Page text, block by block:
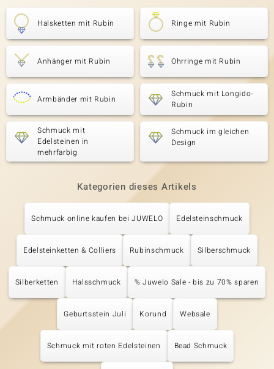
Halsketten mit Rubin Ringe mit Rubin
Anhänger mit Rubin Ohrringe mit Rubin
Armbänder mit Rubin
Schmuck mit Longido-
Rubin
Schmuck mit
Edelsteinen in
mehrfarbig
Schmuck im gleichen
Design
Kategorien dieses Artikels
Schmuck online kaufen bei JUWELO Edelsteinschmuck
Edelsteinketten & Colliers Rubinschmuck Silberschmuck
Silberketten Halsschmuck % Juwelo Sale - bis zu 70% sparen
Geburtsstein Juli Korund Websale
Schmuck mit roten Edelsteinen Bead Schmuck